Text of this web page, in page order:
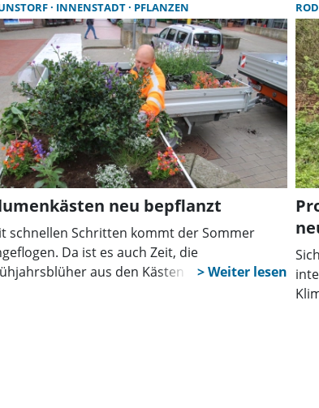
den Mitarbeitenden städtischen
wurden im vergangenen dort
Blumensamen ausgesät.
an
INNENSTADT PFLANZEN
neu bepflanzt
schnellen Schritten kommt der Sommer
Da ist es auch Zeit, die
aus den Kästen in der